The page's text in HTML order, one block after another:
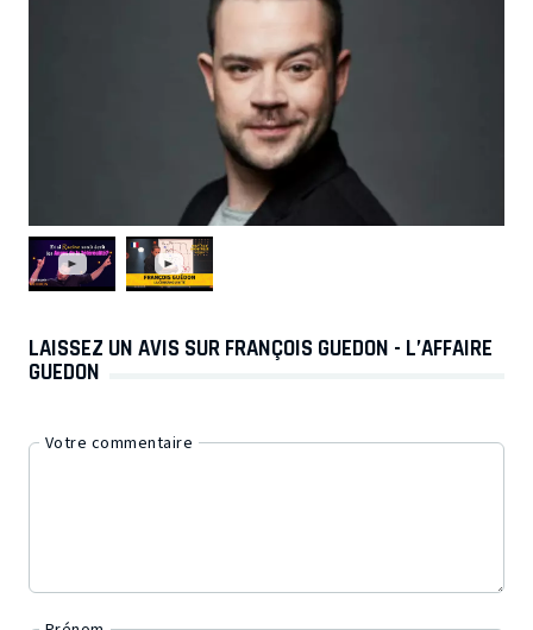
LAISSEZ UN AVIS SUR FRANÇOIS GUEDON - L’AFFAIRE
GUEDON
Votre commentaire